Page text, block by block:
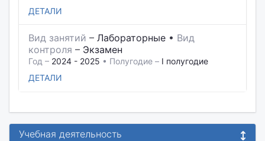
ДЕТАЛИ
Вид занятий – Лабораторные • Вид
контроля – Экзамен
Год – 2024 - 2025 • Полугодие – I полугодие
ДЕТАЛИ
Учебная деятельность